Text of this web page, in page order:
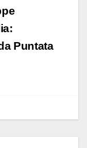
Puntata